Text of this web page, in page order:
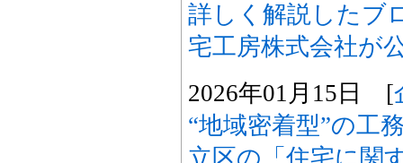
詳しく解説したブ
宅工房株式会社が
2026年01月15日 [
“地域密着型”の工